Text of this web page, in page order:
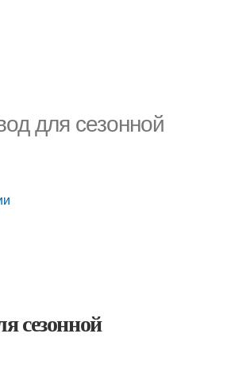
для сезонной
сезонной